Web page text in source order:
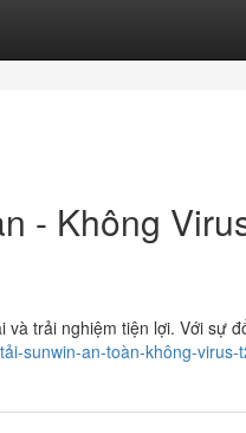
- Không
trải nghiệm tiện lợi. Với sự
sunwin-an-toàn-không-virus-